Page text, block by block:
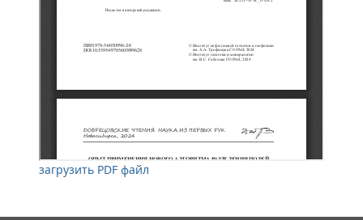
загрузить PDF файл